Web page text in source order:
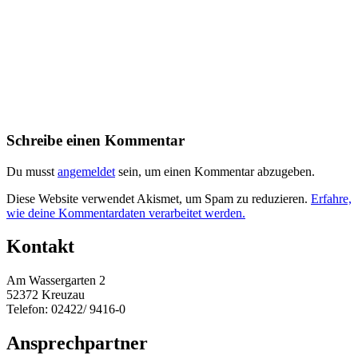
Schreibe einen Kommentar
Du musst angemeldet sein, um einen Kommentar abzugeben.
Diese Website verwendet Akismet, um Spam zu reduzieren. Erfahre,
wie deine Kommentardaten verarbeitet werden.
Kontakt
Am Wassergarten 2
52372 Kreuzau
Telefon: 02422/ 9416-0
Ansprechpartner